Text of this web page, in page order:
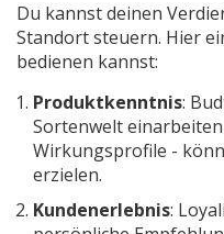
Du kannst deinen
Standort steuern. Hier
bedienen kannst:
Produktkenntnis:
Sortenwelt
Wirkungsprofile -
erzielen.
Kundenerlebnis: